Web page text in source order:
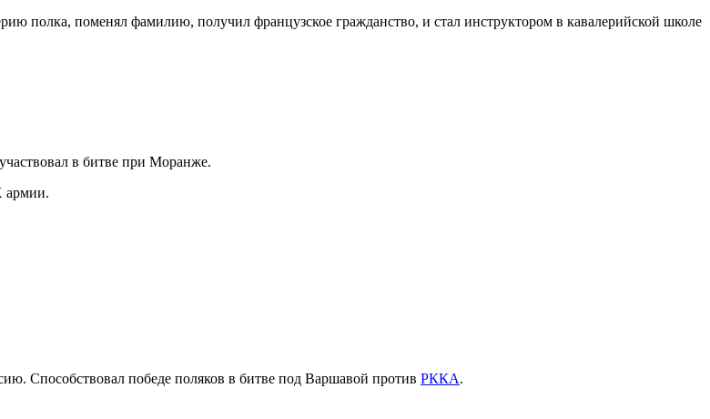
полка, поменял фамилию, получил французское гражданство, и стал инструктором в кавалерийской школе
в битве при Моранже.
армии.
Способствовал победе поляков в битве под Варшавой против РККА.